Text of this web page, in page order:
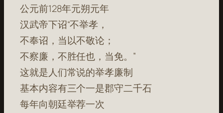
公元前128年元朔元年
汉武帝下诏“不举孝，
不奉诏，当以不敬论；
不察廉，不胜任也，当免。”
这就是人们常说的举孝廉制
基本内容有三个一是郡守二千石
每年向朝廷举荐一次